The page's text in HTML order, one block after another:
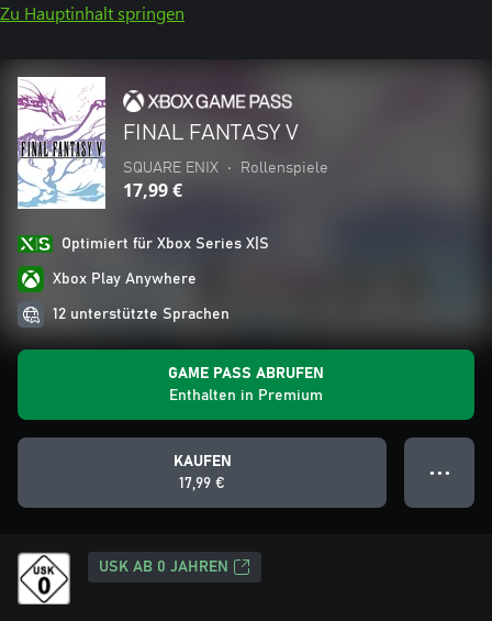
Zu Hauptinhalt springen
FINAL FANTASY V
SQUARE ENIX • Rollenspiele
17,99 €
Optimiert für Xbox Series X|S
Xbox Play Anywhere
12 unterstützte Sprachen
GAME PASS ABRUFEN
Enthalten in Premium
KAUFEN
17,99 €
● ● ●
USK AB 0 JAHREN